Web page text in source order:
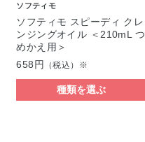
ソフティモ
ソフティモ スピーディ クレ
ンジングオイル ＜210mL つ
めかえ用＞
658円 （税込）※
種類を選ぶ